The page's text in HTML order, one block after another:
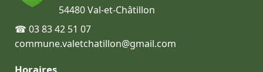
54480 Val-et-Châtillon
☎ 03 83 42 51 07
commune.valetchatillon@gmail.com